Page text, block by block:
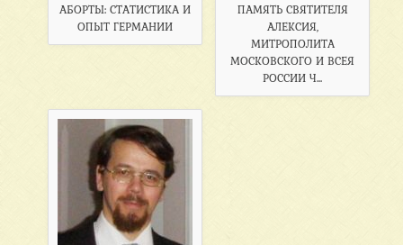
АБОРТЫ: СТАТИСТИКА И
ОПЫТ ГЕРМАНИИ
ПАМЯТЬ СВЯТИТЕЛЯ
АЛЕКСИЯ,
МИТРОПОЛИТА
МОСКОВСКОГО И ВСЕЯ
РОССИИ Ч...